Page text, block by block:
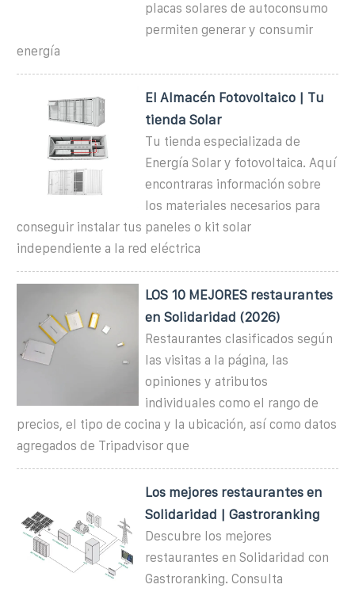
placas solares de autoconsumo
permiten generar y consumir
energía
El Almacén Fotovoltaico | Tu
tienda Solar
Tu tienda especializada de
Energía Solar y fotovoltaica. Aquí
encontraras información sobre
los materiales necesarios para
conseguir instalar tus paneles o kit solar
independiente a la red eléctrica
LOS 10 MEJORES restaurantes
en Solidaridad (2026)
Restaurantes clasificados según
las visitas a la página, las
opiniones y atributos
individuales como el rango de
precios, el tipo de cocina y la ubicación, así como datos
agregados de Tripadvisor que
Los mejores restaurantes en
Solidaridad | Gastroranking
Descubre los mejores
restaurantes en Solidaridad con
Gastroranking. Consulta